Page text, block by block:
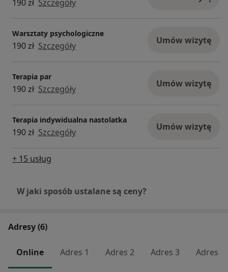
190 zł Szczegóły
Warsztaty psychologiczne
190 zł Szczegóły Umów wizytę
Terapia par
190 zł Szczegóły Umów wizytę
Terapia indywidualna nastolatka
190 zł Szczegóły Umów wizytę
+ 15 usług
W jaki sposób ustalane są ceny?
Adresy (6)
Online Adres 1 Adres 2 Adres 3 Adres 4